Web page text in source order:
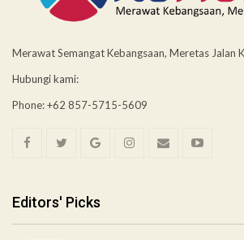
Merawat Semangat Kebangsaan, Meretas Jalan
Hubungi kami:
Phone: +62 857-5715-5609
Editors' Picks